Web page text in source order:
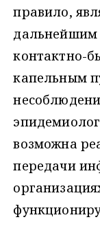
правило,
дальнейшим
контактно-
капельным
возможна
передачи